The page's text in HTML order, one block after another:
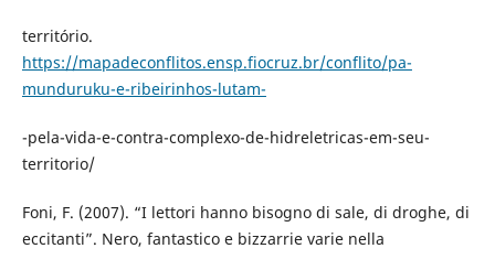
território.
https://mapadeconflitos.ensp.fiocruz.br/conflito/pa-
munduruku-e-ribeirinhos-lutam-
-pela-vida-e-contra-complexo-de-hidreletricas-em-seu-
territorio/
Foni, F. (2007). “I lettori hanno bisogno di sale, di droghe, di
eccitanti”. Nero, fantastico e bizzarrie varie nella